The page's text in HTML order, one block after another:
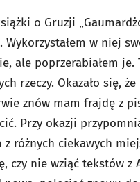
o Gruzji
Wykorzystałem w niej
ale poprzerabiałem je.
rzeczy. Okazało się, że
znów mam frajdę z
Przy okazji
z różnych ciekawych
czy nie wziąć tekstów